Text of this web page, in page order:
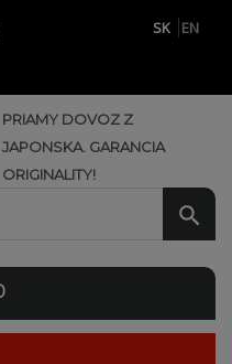
SK
EN
PRIAMY DOVOZ Z
JAPONSKA. GARANCIA
ORIGINALITY!